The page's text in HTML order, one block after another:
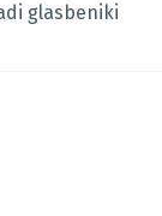
glasbeniki